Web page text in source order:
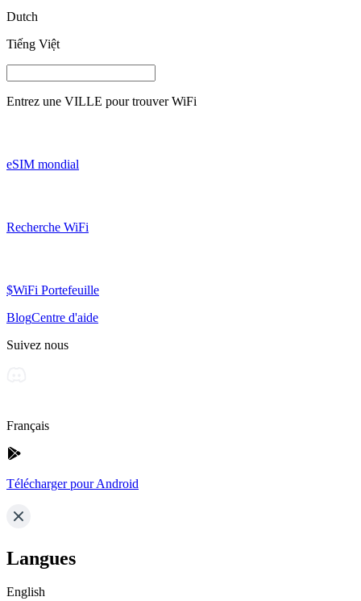
Dutch
Tiếng Việt
Entrez une VILLE pour trouver WiFi
eSIM mondial
Recherche WiFi
$WiFi Portefeuille
BlogCentre d'aide
Suivez nous
Français
Télécharger pour Android
Langues
English